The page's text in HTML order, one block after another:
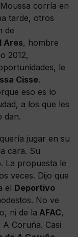
corría en
tarde, otros
de
Ares, hombre
2012,
le
Cisse.
eso es lo
a los que les
dan.
jugar en su
cara. Su
La propuesta le
veces. Dijo que
el Deportivo
No ve
ni de la AFAC,
Coruña. Casi